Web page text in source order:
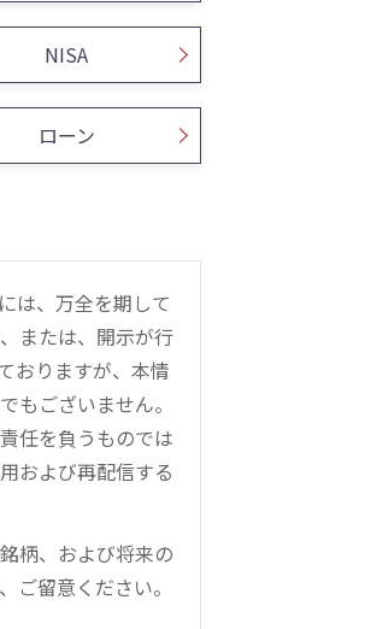
NISA
ローン
は、万全を期して
または、開示が行
おりますが、本情
もございません。
任を負うものでは
および再配信する
柄、および将来の
留意ください。